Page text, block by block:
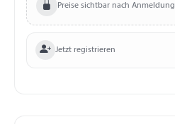
Preise sichtbar nach Anmeldung
Jetzt registrieren